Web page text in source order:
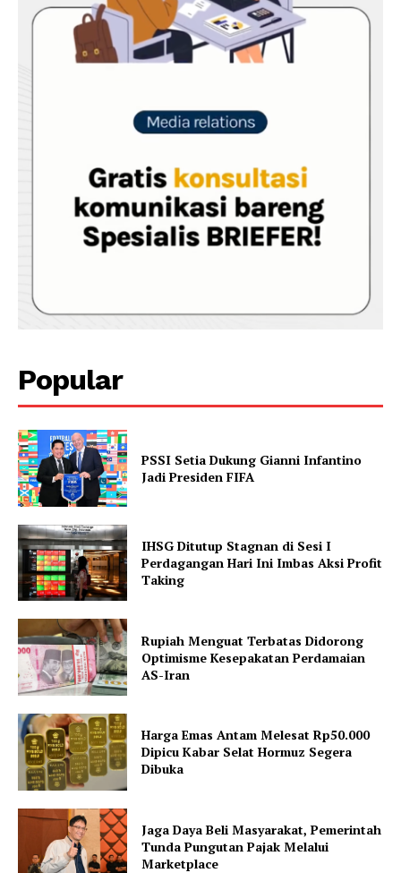
Popular
PSSI Setia Dukung Gianni Infantino
Jadi Presiden FIFA
IHSG Ditutup Stagnan di Sesi I
Perdagangan Hari Ini Imbas Aksi Profit
Taking
Rupiah Menguat Terbatas Didorong
Optimisme Kesepakatan Perdamaian
AS-Iran
Harga Emas Antam Melesat Rp50.000
Dipicu Kabar Selat Hormuz Segera
Dibuka
Jaga Daya Beli Masyarakat, Pemerintah
Tunda Pungutan Pajak Melalui
Marketplace